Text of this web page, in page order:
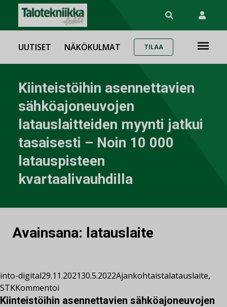
UUTISET NÄKÖKULMAT TILAA
Kiinteistöihin asennettavien
sähköajoneuvojen
latauslaitteiden myynti jatkui
tasaisesti – Noin 10 000
latauspisteen
kvartaalivauhdilla
Avainsana: latauslaite
into-digital29.11.202130.5.2022Ajankohtaistalatauslaite,
STKKommentoi
Kiinteistöihin asennettavien sähköajoneuvojen